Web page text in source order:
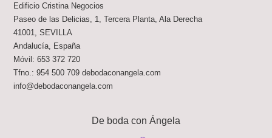
Edificio Cristina Negocios
Paseo de las Delicias, 1, Tercera Planta, Ala Derecha
41001
,SEVILLA
Andalucía España
Móvil:653 372 720
Tfno.:954 500 709 debodaconangela.com
info@debodaconangela.com
De boda con Ángela